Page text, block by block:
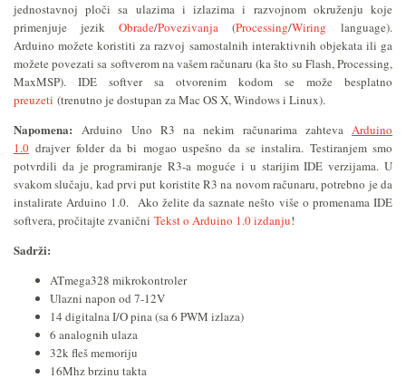
jednostavnoj ploči sa ulazima i izlazima i razvojnom okruženju koje
primenjuje jezik Obrade/Povezivanja(Processing/Wiring language).
Arduino možete koristiti za razvoj samostalnih interaktivnih objekata ili ga
možete povezati sa softverom na vašem računaru (ka što su Flash, Processing,
MaxMSP). IDE softver sa otvorenim kodom se može besplatno
preuzeti (trenutno je dostupan za Mac OS X, Windows i Linux).
Napomena: Arduino Uno R3 na nekim računarima zahteva Arduino
1.0 drajver folder da bi mogao uspešno da se instalira. Testiranjem smo
potvrdili da je programiranje R3-a moguće i u starijim IDE verzijama. U
svakom slučaju, kad prvi put koristite R3 na novom računaru, potrebno je da
instalirate Arduino 1.0. Ako želite da saznate nešto više o promenama IDE
softvera, pročitajte zvanični Tekst o Arduino 1.0 izdanju!
Sadrži:
ATmega328 mikrokontroler
Ulazni napon od 7-12V
14 digitalna I/O pina (sa 6 PWM izlaza)
6 analognih ulaza
32k fleš memoriju
16Mhz brzinu takta